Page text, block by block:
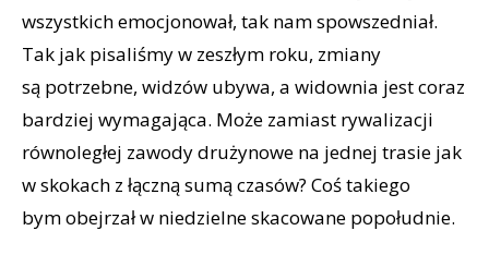
wszystkich emocjonował, tak nam spowszedniał.
Tak jak pisaliśmy w zeszłym roku, zmiany
są potrzebne, widzów ubywa, a widownia jest coraz
bardziej wymagająca. Może zamiast rywalizacji
równoległej zawody drużynowe na jednej trasie jak
w skokach z łączną sumą czasów? Coś takiego
bym obejrzał w niedzielne skacowane popołudnie.